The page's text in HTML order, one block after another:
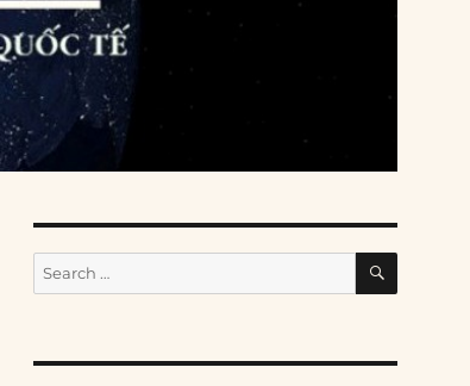
Search
for:
SEARCH